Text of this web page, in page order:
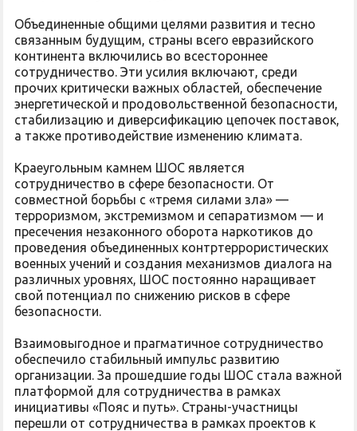
Объединенные общими целями развития и тесно
связанным будущим, страны всего евразийского
континента включились во всестороннее
сотрудничество. Эти усилия включают, среди
прочих критически важных областей, обеспечение
энергетической и продовольственной безопасности,
стабилизацию и диверсификацию цепочек поставок,
а также противодействие изменению климата.
Краеугольным камнем ШОС является
сотрудничество в сфере безопасности. От
совместной борьбы с «тремя силами зла» —
терроризмом, экстремизмом и сепаратизмом — и
пресечения незаконного оборота наркотиков до
проведения объединенных контртеррористических
военных учений и создания механизмов диалога на
различных уровнях, ШОС постоянно наращивает
свой потенциал по снижению рисков в сфере
безопасности.
Взаимовыгодное и прагматичное сотрудничество
обеспечило стабильный импульс развитию
организации. За прошедшие годы ШОС стала важной
платформой для сотрудничества в рамках
инициативы «Пояс и путь». Страны-участницы
перешли от сотрудничества в рамках проектов к